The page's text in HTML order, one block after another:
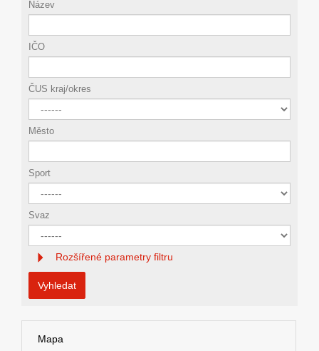
Název
IČO
ČUS kraj/okres
Město
Sport
Svaz
Rozšířené parametry filtru
Vyhledat
Mapa